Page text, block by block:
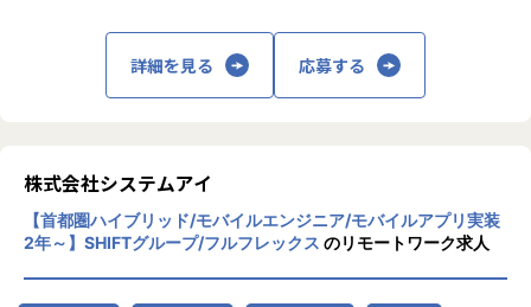
▼育成支援制度の充実！
書籍購入費用100%負担や外部研修参加自由、1on1の実施や
2025年からは「PMチョットデキル研修」を開始。当社の目
指すPM像は、
技術の適用・R&D（研究開発）に力を注いで
います。2019年にSHIFTグループへと参画し
たことが新しい技術領域への挑戦の追い風と
そんな当社ではフルスタックエンジニアを育
てていきたいと考えていますが、本人の志
向・適性に合わない仕事を無理にさせるので
はなく、あくまで一人ひとりの能力を伸ばす
詳細を見る 応募する
株式会社システムアイ
【首都圏ハイブリッド/モバイルエンジニア/モバイルアプリ実装
2年～】SHIFTグループ/フルフレックス のリモートワーク求人